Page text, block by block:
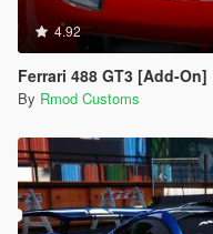
4.92
Ferrari 488 GT3 [Add-On]
By Rmod Customs